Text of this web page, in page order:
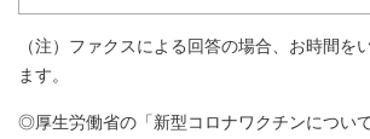
（注）ファクスによる回答の場合、お時間を
ます。
◎厚生労働省の「新型コロナワクチンについ